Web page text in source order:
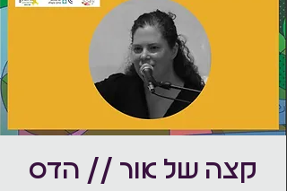
קצה של אור // הדס